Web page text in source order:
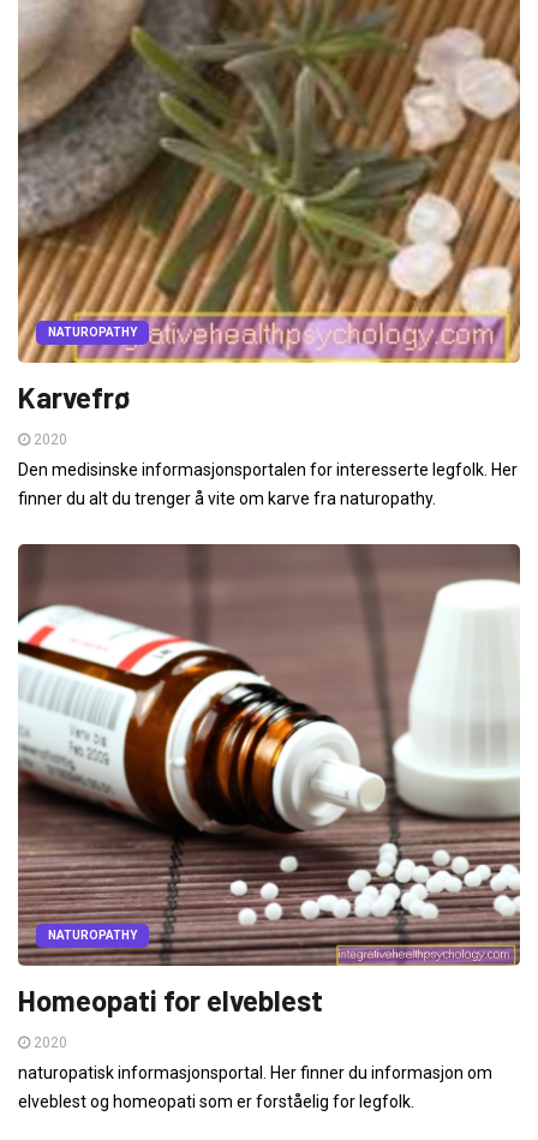
NATUROPATHY
Karvefrø
2020
Den medisinske informasjonsportalen for interesserte legfolk. Her
finner du alt du trenger å vite om karve fra naturopathy.
NATUROPATHY
Homeopati for elveblest
2020
naturopatisk informasjonsportal. Her finner du informasjon om
elveblest og homeopati som er forståelig for legfolk.